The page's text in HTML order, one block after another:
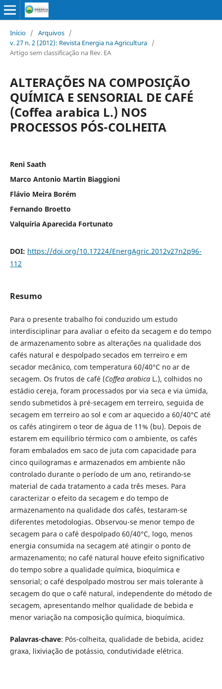
Início / Arquivos /
v. 27 n. 2 (2012): Revista Energia na Agricultura /
Artigo sem classificação na Rev. EA
ALTERAÇÕES NA COMPOSIÇÃO
QUÍMICA E SENSORIAL DE CAFÉ
(Coffea arabica L.) NOS
PROCESSOS PÓS-COLHEITA
Reni Saath
Marco Antonio Martin Biaggioni
Flávio Meira Borém
Fernando Broetto
Valquíria Aparecida Fortunato
DOI: https://doi.org/10.17224/EnergAgric.2012v27n2p96-
112
Resumo
Para o presente trabalho foi conduzido um estudo
interdisciplinar para avaliar o efeito da secagem e do tempo
de armazenamento sobre as alterações na qualidade dos
cafés natural e despolpado secados em terreiro e em
secador mecânico, com temperatura 60/40°C no ar de
secagem. Os frutos de café (Coffea arabicaL.), colhidos no
estádio cereja, foram processados por via seca e via úmida,
sendo submetidos à pré-secagem em terreiro, seguida de
secagem em terreiro ao sol e com ar aquecido a 60/40°C até
os cafés atingirem o teor de água de 11% (bu). Depois de
estarem em equilíbrio térmico com o ambiente, os cafés
foram embalados em saco de juta com capacidade para
cinco quilogramas e armazenados em ambiente não
controlado durante o período de um ano, retirando-se
material de cada tratamento a cada três meses. Para
caracterizar o efeito da secagem e do tempo de
armazenamento na qualidade dos cafés, testaram-se
diferentes metodologias. Observou-se menor tempo de
secagem para o café despolpado 60/40°C, logo, menos
energia consumida na secagem até atingir o ponto de
armazenamento; no café natural houve efeito significativo
do tempo sobre a qualidade química, bioquímica e
sensorial; o café despolpado mostrou ser mais tolerante à
secagem do que o café natural, independente do método de
secagem, apresentando melhor qualidade de bebida e
menor variação na composição química, bioquímica.
Palavras-chave: Pós-colheita, qualidade de bebida, acidez
graxa, lixiviação de potássio, condutividade elétrica.